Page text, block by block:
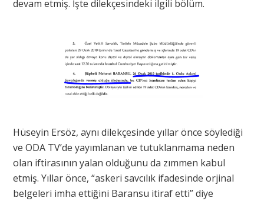
devam etmiş. İşte dilekçesindeki ilgili bölüm.
Hüseyin Ersöz, aynı dilekçesinde yıllar önce söylediği
ve ODA TV’de yayımlanan ve tutuklanmama neden
olan iftirasının yalan olduğunu da zımmen kabul
etmiş. Yıllar önce, “askeri savcılık ifadesinde orjinal
belgeleri imha ettiğini Baransu itiraf etti” diye